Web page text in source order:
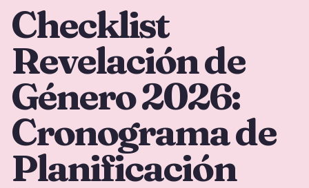
Juegos, imprimibles e ideas prácticas gratis
Kit imprimible gratis
Herramientas Gratis
Temas
Checklist
Revelación de
Género 2026:
Cronograma de
Planificación